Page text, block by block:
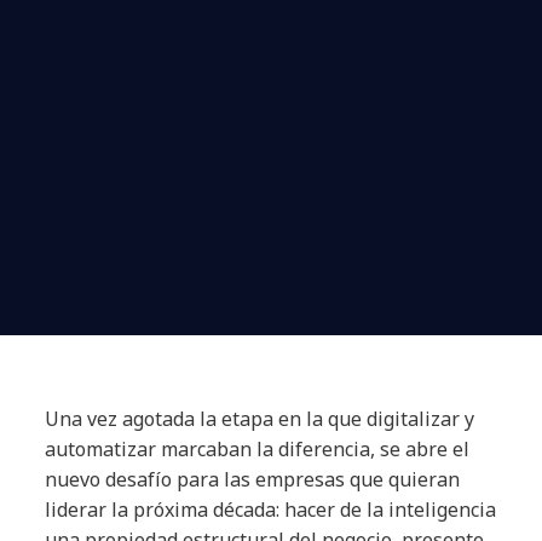
Una vez agotada la etapa en la que digitalizar y
automatizar marcaban la diferencia, se abre el
nuevo desafío para las empresas que quieran
liderar la próxima década: hacer de la inteligencia